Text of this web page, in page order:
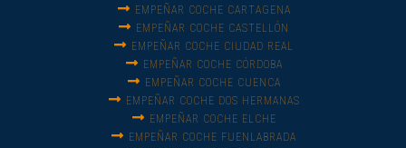
EMPEÑAR COCHE CARTAGENA
EMPEÑAR COCHE CASTELLÓN
EMPEÑAR COCHE CIUDAD REAL
EMPEÑAR COCHE CÓRDOBA
EMPEÑAR COCHE CUENCA
EMPEÑAR COCHE DOS HERMANAS
EMPEÑAR COCHE ELCHE
EMPEÑAR COCHE FUENLABRADA